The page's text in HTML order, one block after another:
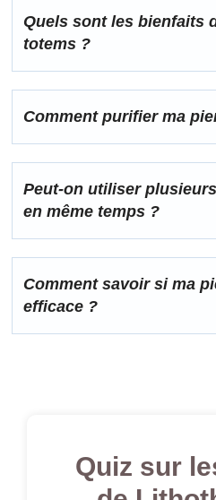
Quels sont les bienfaits
totems ?
Comment purifier ma
Peut-on utiliser
en même temps ?
Comment savoir si ma
efficace ?
Quiz sur